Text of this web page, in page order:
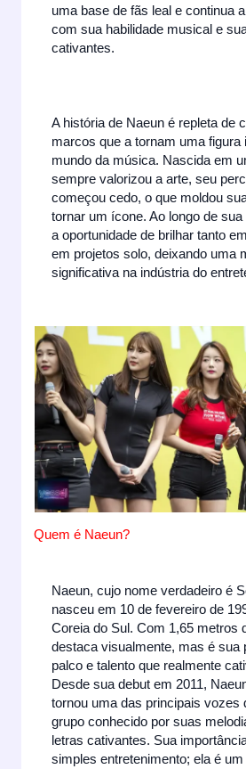
uma base de fãs leal e continua
com sua habilidade musical e
cativantes.
A história de Naeun é repleta de
marcos que a tornam uma figura
mundo da música. Nascida em
sempre valorizou a arte, seu
começou cedo, o que moldou
tornar um ícone. Ao longo de
a oportunidade de brilhar tanto
em projetos solo, deixando uma
significativa na indústria do
Quem é Naeun?
Naeun, cujo nome verdadeiro é
nasceu em 10 de fevereiro de
Coreia do Sul. Com 1,65 metros
destaca visualmente, mas é sua
palco e talento que realmente
Desde sua debut em 2011,
tornou uma das principais vozes
grupo conhecido por suas
letras cativantes. Sua
simples entretenimento; ela é